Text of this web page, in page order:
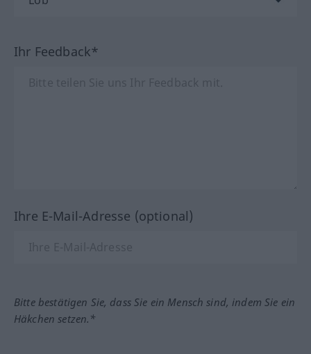
Ihr Feedback*
Ihre E-Mail-Adresse (optional)
Bitte bestätigen Sie, dass Sie ein Mensch sind, indem Sie ein
Häkchen setzen.*